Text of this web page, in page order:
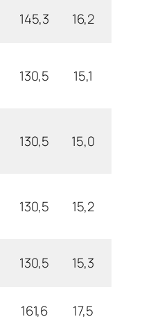
145,3 16,2
130,5 15,1
130,5 15,0
130,5 15,2
130,5 15,3
161,6 17,5